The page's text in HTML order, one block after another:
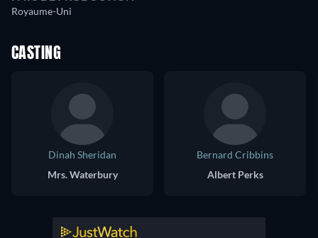
Royaume-Uni
CASTING
Dinah Sheridan
Mrs. Waterbury
Bernard Cribbins
Albert Perks